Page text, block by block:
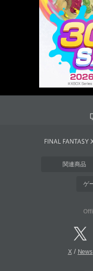
関連商品
ゲ
X/ News